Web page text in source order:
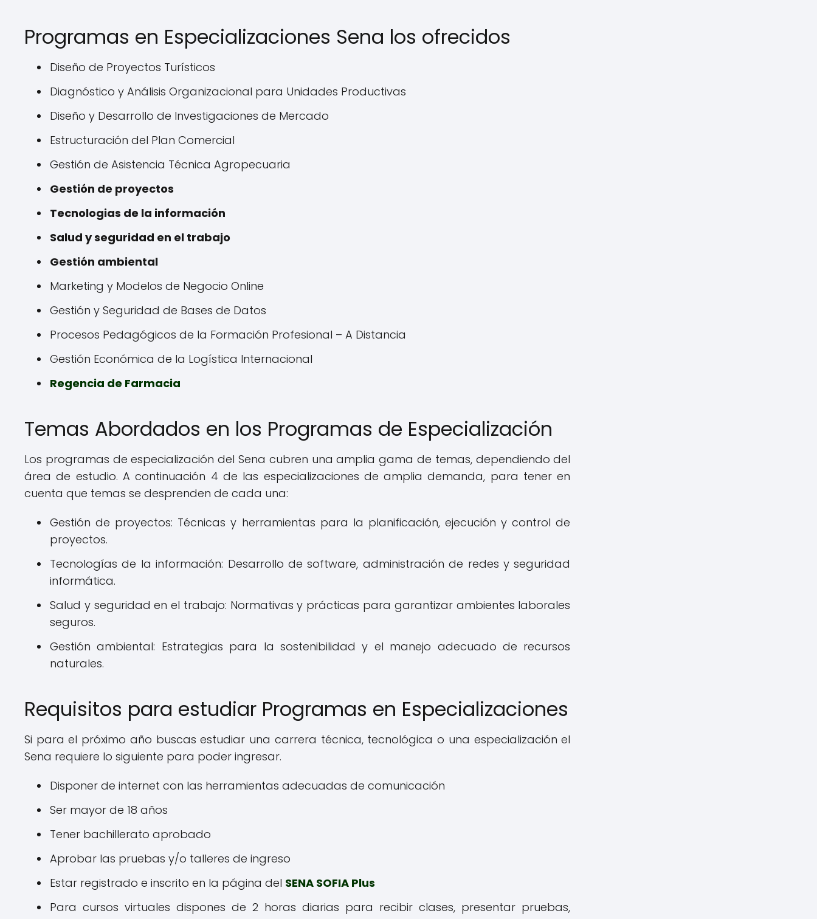
Programas en Especializaciones Sena los ofrecidos
Diseño de Proyectos Turísticos
Diagnóstico y Análisis Organizacional para Unidades Productivas
Diseño y Desarrollo de Investigaciones de Mercado
Estructuración del Plan Comercial
Gestión de Asistencia Técnica Agropecuaria
Gestión de proyectos
Tecnologias de la información
Salud y seguridad en el trabajo
Gestión ambiental
Marketing y Modelos de Negocio Online
Gestión y Seguridad de Bases de Datos
Procesos Pedagógicos de la Formación Profesional – A Distancia
Gestión Económica de la Logística Internacional
Regencia de Farmacia
Temas Abordados en los Programas de Especialización
Los programas de especialización del Sena cubren una amplia gama de temas, dependiendo del
área de estudio. A continuación 4 de las especializaciones de amplia demanda, para tener en
cuenta que temas se desprenden de cada una:
Gestión de proyectos: Técnicas y herramientas para la planificación, ejecución y control de
proyectos.
Tecnologías de la información: Desarrollo de software, administración de redes y seguridad
informática.
Salud y seguridad en el trabajo: Normativas y prácticas para garantizar ambientes laborales
seguros.
Gestión ambiental: Estrategias para la sostenibilidad y el manejo adecuado de recursos
naturales.
Requisitos para estudiar Programas en Especializaciones
Si para el próximo año buscas estudiar una carrera técnica, tecnológica o una especialización el
Sena requiere lo siguiente para poder ingresar.
Disponer de internet con las herramientas adecuadas de comunicación
Ser mayor de 18 años
Tener bachillerato aprobado
Aprobar las pruebas y/o talleres de ingreso
Estar registrado e inscrito en la página del SENA SOFIA Plus
Para cursos virtuales dispones de 2 horas diarias para recibir clases, presentar pruebas,